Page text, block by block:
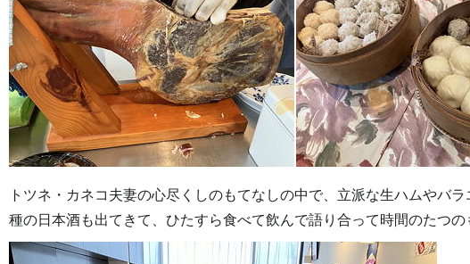
トツネ・カネコ夫妻の心尽くしのもてなしの中で、立派な生ハムやバ
種の日本酒も出てきて、ひたすら食べて飲んで語り合って時間のたつの